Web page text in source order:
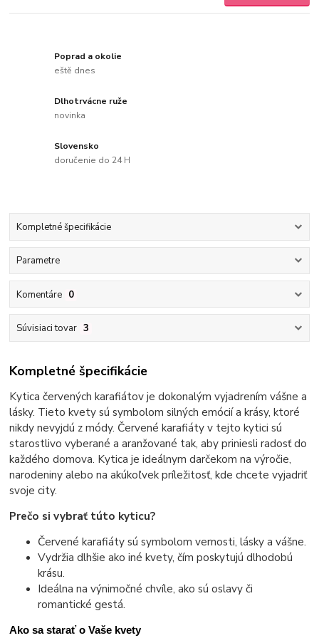
Poprad a okolie
eště dnes
Dlhotrvácne ruže
novinka
Slovensko
doručenie do 24 H
Kompletné špecifikácie
Parametre
Komentáre 0
Súvisiaci tovar 3
Kompletné špecifikácie
Kytica červených karafiátov je dokonalým vyjadrením vášne a
lásky. Tieto kvety sú symbolom silných emócií a krásy, ktoré
nikdy nevyjdú z módy. Červené karafiáty v tejto kytici sú
starostlivo vyberané a aranžované tak, aby priniesli radosť do
každého domova. Kytica je ideálnym darčekom na výročie,
narodeniny alebo na akúkoľvek príležitosť, kde chcete vyjadriť
svoje city.
Prečo si vybrať túto kyticu?
Červené karafiáty sú symbolom vernosti, lásky a vášne.
Vydržia dlhšie ako iné kvety, čím poskytujú dlhodobú
krásu.
Ideálna na výnimočné chvíle, ako sú oslavy či
romantické gestá.
Ako sa starať o Vaše kvety